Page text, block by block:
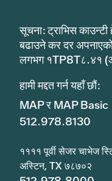
सूचना: ट्राभिस
बढाउने कर दर
लगभग १TP8T८.४१
हामी मद्दत गर्न यहाँ छौं:
MAP र MAP Basic
512.978.8130
११११ पूर्वी सेजर चाभेज
अस्टिन, TX ७८७०२